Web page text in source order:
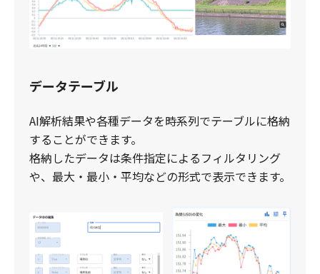
データテーブル
AI解析結果や各種データを時系列でテーブルに格納
することができます。
​格納したデータは条件指定によるフィルタリング
や、最大・最小・平均などの形式で表示できます。